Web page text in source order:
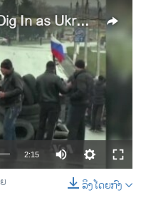
Pro-Russian Protestors Dig In as Ukraine Deadline Looms
available
2:15
ລິງໂດຍກົງ